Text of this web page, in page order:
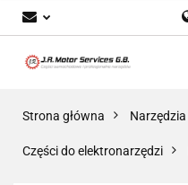
Strona główna Narzędzia
Części do elektronarzędzi